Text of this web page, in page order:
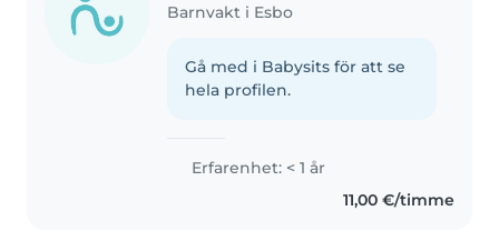
Barnvakt i Esbo
Gå med i Babysits för att se
hela profilen.
Erfarenhet: < 1 år
11,00 €/timme